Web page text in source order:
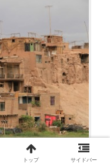
たら楽しそう。
トップ サイドバー